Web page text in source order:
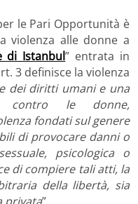
le Pari Opportunità è
violenza alle donne a
di Istanbul” entrata in
3 definisce la violenza
dei diritti umani e una
contro le donne,
fondati sul genere
di provocare danni o
psicologica o
di compiere tali atti, la
della libertà, sia
privata”.